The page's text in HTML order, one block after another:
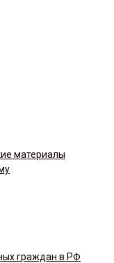
материалы
граждан в РФ